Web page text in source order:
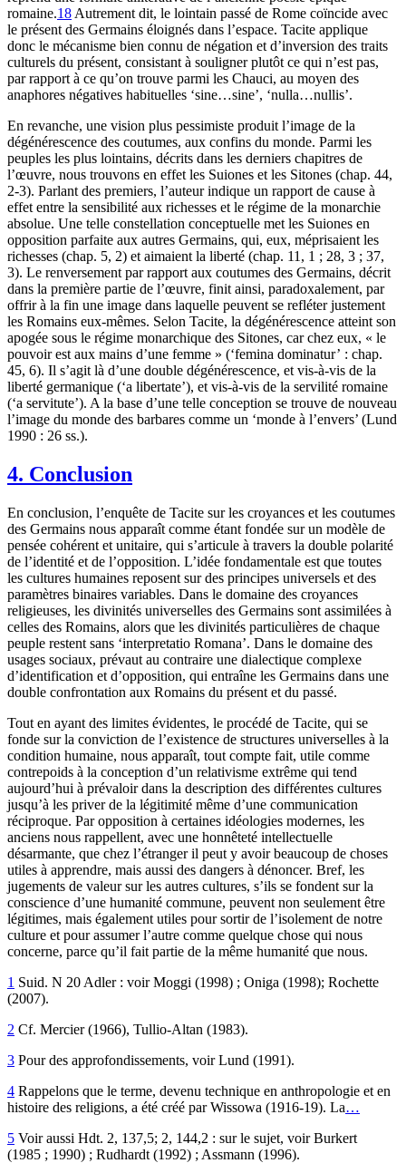
romaine.18 Autrement dit, le lointain passé de Rome coïncide avec
le présent des Germains éloignés dans l’espace. Tacite applique
donc le mécanisme bien connu de négation et d’inversion des traits
culturels du présent, consistant à souligner plutôt ce qui n’est pas,
par rapport à ce qu’on trouve parmi les Chauci, au moyen des
anaphores négatives habituelles ‘sine…sine’, ‘nulla…nullis’.
En revanche, une vision plus pessimiste produit l’image de la
dégénérescence des coutumes, aux confins du monde. Parmi les
peuples les plus lointains, décrits dans les derniers chapitres de
l’œuvre, nous trouvons en effet les Suiones et les Sitones (chap. 44,
2-3). Parlant des premiers, l’auteur indique un rapport de cause à
effet entre la sensibilité aux richesses et le régime de la monarchie
absolue. Une telle constellation conceptuelle met les Suiones en
opposition parfaite aux autres Germains, qui, eux, méprisaient les
richesses (chap. 5, 2) et aimaient la liberté (chap. 11, 1 ; 28, 3 ; 37,
3). Le renversement par rapport aux coutumes des Germains, décrit
dans la première partie de l’œuvre, finit ainsi, paradoxalement, par
offrir à la fin une image dans laquelle peuvent se refléter justement
les Romains eux-mêmes. Selon Tacite, la dégénérescence atteint son
apogée sous le régime monarchique des Sitones, car chez eux, « le
pouvoir est aux mains d’une femme » (‘femina dominatur’ : chap.
45, 6). Il s’agit là d’une double dégénérescence, et vis-à-vis de la
liberté germanique (‘a libertate’), et vis-à-vis de la servilité romaine
(‘a servitute’). A la base d’une telle conception se trouve de nouveau
l’image du monde des barbares comme un ‘monde à l’envers’ (Lund
1990 : 26 ss.).
4. Conclusion
En conclusion, l’enquête de Tacite sur les croyances et les coutumes
des Germains nous apparaît comme étant fondée sur un modèle de
pensée cohérent et unitaire, qui s’articule à travers la double polarité
de l’identité et de l’opposition. L’idée fondamentale est que toutes
les cultures humaines reposent sur des principes universels et des
paramètres binaires variables. Dans le domaine des croyances
religieuses, les divinités universelles des Germains sont assimilées à
celles des Romains, alors que les divinités particulières de chaque
peuple restent sans ‘interpretatio Romana’. Dans le domaine des
usages sociaux, prévaut au contraire une dialectique complexe
d’identification et d’opposition, qui entraîne les Germains dans une
double confrontation aux Romains du présent et du passé.
Tout en ayant des limites évidentes, le procédé de Tacite, qui se
fonde sur la conviction de l’existence de structures universelles à la
condition humaine, nous apparaît, tout compte fait, utile comme
contrepoids à la conception d’un relativisme extrême qui tend
aujourd’hui à prévaloir dans la description des différentes cultures
jusqu’à les priver de la légitimité même d’une communication
réciproque. Par opposition à certaines idéologies modernes, les
anciens nous rappellent, avec une honnêteté intellectuelle
désarmante, que chez l’étranger il peut y avoir beaucoup de choses
utiles à apprendre, mais aussi des dangers à dénoncer. Bref, les
jugements de valeur sur les autres cultures, s’ils se fondent sur la
conscience d’une humanité commune, peuvent non seulement être
légitimes, mais également utiles pour sortir de l’isolement de notre
culture et pour assumer l’autre comme quelque chose qui nous
concerne, parce qu’il fait partie de la même humanité que nous.
1 Suid. N 20 Adler : voir Moggi (1998) ; Oniga (1998); Rochette
(2007).
2 Cf. Mercier (1966), Tullio-Altan (1983).
3 Pour des approfondissements, voir Lund (1991).
4 Rappelons que le terme, devenu technique en anthropologie et en
histoire des religions, a été créé par Wissowa (1916-19). La…
5 Voir aussi Hdt. 2, 137,5; 2, 144,2 : sur le sujet, voir Burkert
(1985 ; 1990) ; Rudhardt (1992) ; Assmann (1996).